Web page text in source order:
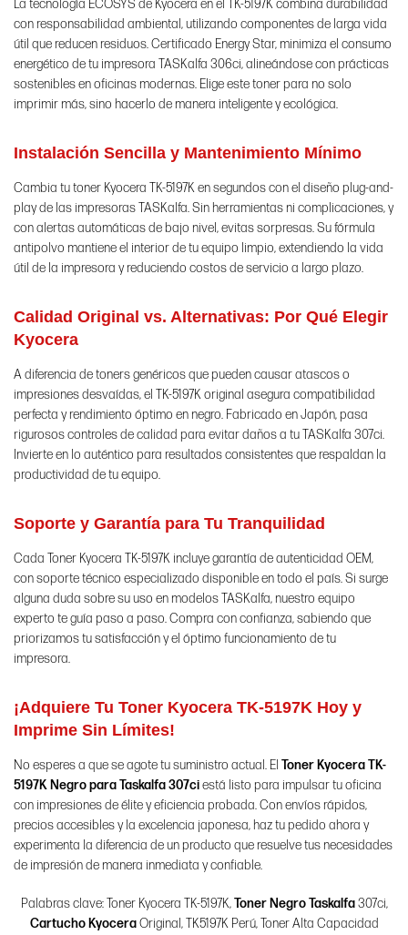
La tecnología ECOSYS de Kyocera en el TK-5197K combina durabilidad
con responsabilidad ambiental, utilizando componentes de larga vida
útil que reducen residuos. Certificado Energy Star, minimiza el consumo
energético de tu impresora TASKalfa 306ci, alineándose con prácticas
sostenibles en oficinas modernas. Elige este toner para no solo
imprimir más, sino hacerlo de manera inteligente y ecológica.
Instalación Sencilla y Mantenimiento Mínimo
Cambia tu toner Kyocera TK-5197K en segundos con el diseño plug-and-
play de las impresoras TASKalfa. Sin herramientas ni complicaciones, y
con alertas automáticas de bajo nivel, evitas sorpresas. Su fórmula
antipolvo mantiene el interior de tu equipo limpio, extendiendo la vida
útil de la impresora y reduciendo costos de servicio a largo plazo.
Calidad Original vs. Alternativas: Por Qué Elegir
Kyocera
A diferencia de toners genéricos que pueden causar atascos o
impresiones desvaídas, el TK-5197K original asegura compatibilidad
perfecta y rendimiento óptimo en negro. Fabricado en Japón, pasa
rigurosos controles de calidad para evitar daños a tu TASKalfa 307ci.
Invierte en lo auténtico para resultados consistentes que respaldan la
productividad de tu equipo.
Soporte y Garantía para Tu Tranquilidad
Cada Toner Kyocera TK-5197K incluye garantía de autenticidad OEM,
con soporte técnico especializado disponible en todo el país. Si surge
alguna duda sobre su uso en modelos TASKalfa, nuestro equipo
experto te guía paso a paso. Compra con confianza, sabiendo que
priorizamos tu satisfacción y el óptimo funcionamiento de tu
impresora.
¡Adquiere Tu Toner Kyocera TK-5197K Hoy y
Imprime Sin Límites!
No esperes a que se agote tu suministro actual. El Toner Kyocera TK-
5197K Negro para Taskalfa 307ciestá listo para impulsar tu oficina
con impresiones de élite y eficiencia probada. Con envíos rápidos,
precios accesibles y la excelencia japonesa, haz tu pedido ahora y
experimenta la diferencia de un producto que resuelve tus necesidades
de impresión de manera inmediata y confiable.
Palabras clave: Toner Kyocera TK-5197K,Toner Negro Taskalfa307ci,
Cartucho KyoceraOriginal, TK5197K Perú, Toner Alta Capacidad